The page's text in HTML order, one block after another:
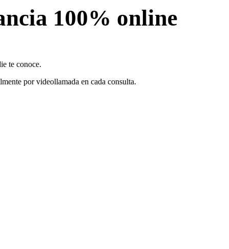
100% online
te conoce.
por videollamada en cada consulta.